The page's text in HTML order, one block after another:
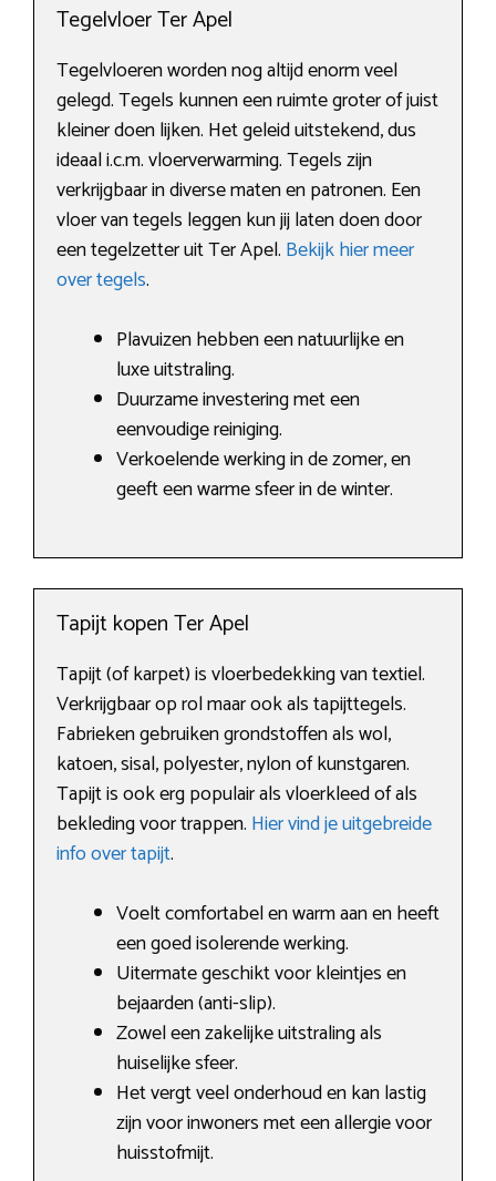
Tegelvloer Ter Apel
Tegelvloeren worden nog altijd enorm veel
gelegd. Tegels kunnen een ruimte groter of juist
kleiner doen lijken. Het geleid uitstekend, dus
ideaal i.c.m. vloerverwarming. Tegels zijn
verkrijgbaar in diverse maten en patronen. Een
vloer van tegels leggen kun jij laten doen door
een tegelzetter uit Ter Apel. Bekijk hier meer
over tegels.
Plavuizen hebben een natuurlijke en
luxe uitstraling.
Duurzame investering met een
eenvoudige reiniging.
Verkoelende werking in de zomer, en
geeft een warme sfeer in de winter.
Tapijt kopen Ter Apel
Tapijt (of karpet) is vloerbedekking van textiel.
Verkrijgbaar op rol maar ook als tapijttegels.
Fabrieken gebruiken grondstoffen als wol,
katoen, sisal, polyester, nylon of kunstgaren.
Tapijt is ook erg populair als vloerkleed of als
bekleding voor trappen. Hier vind je uitgebreide
info over tapijt.
Voelt comfortabel en warm aan en heeft
een goed isolerende werking.
Uitermate geschikt voor kleintjes en
bejaarden (anti-slip).
Zowel een zakelijke uitstraling als
huiselijke sfeer.
Het vergt veel onderhoud en kan lastig
zijn voor inwoners met een allergie voor
huisstofmijt.